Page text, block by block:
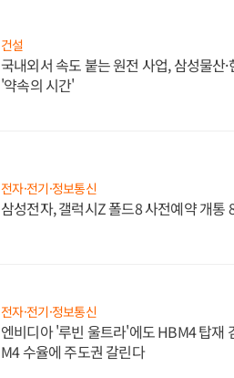
건설
국내외서 속도 붙는 원전 사업, 삼성물산
'약속의 시간'
전자·전기·정보통신
삼성전자, 갤럭시Z 폴드8 사전예약 개통
전자·전기·정보통신
엔비디아 '루빈 울트라'에도 HBM4 탑재
M4 수율에 주도권 갈린다